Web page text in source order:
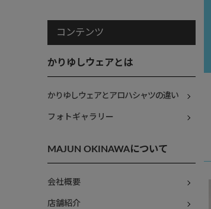
コンテンツ
かりゆしウェアとは
かりゆしウェアとアロハシャツの違い
フォトギャラリー
MAJUN OKINAWAについて
会社概要
店舗紹介